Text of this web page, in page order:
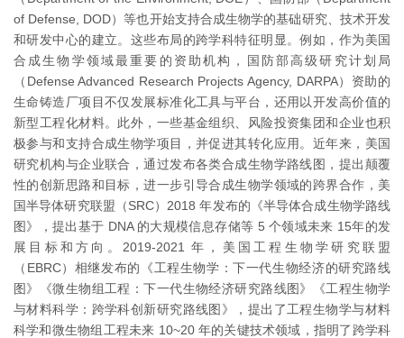
of Defense, DOD）等也开始支持合成生物学的基础研究、技术开发
和研发中心的建立。这些布局的跨学科特征明显。例如，作为美国
合成生物学领域最重要的资助机构，国防部高级研究计划局
（Defense Advanced Research Projects Agency, DARPA）资助的
生命铸造厂项目不仅发展标准化工具与平台，还用以开发高价值的
新型工程化材料。此外，一些基金组织、风险投资集团和企业也积
极参与和支持合成生物学项目，并促进其转化应用。近年来，美国
研究机构与企业联合，通过发布各类合成生物学路线图，提出颠覆
性的创新思路和目标，进一步引导合成生物学领域的跨界合作，美
国半导体研究联盟（SRC）2018 年发布的《半导体合成生物学路线
图》，提出基于 DNA 的大规模信息存储等 5 个领域未来 15年的发
展目标和方向。2019-2021 年，美国工程生物学研究联盟
（EBRC）相继发布的《工程生物学：下一代生物经济的研究路线
图》《微生物组工程：下一代生物经济研究路线图》《工程生物学
与材料科学：跨学科创新研究路线图》，提出了工程生物学与材料
科学和微生物组工程未来 10~20 年的关键技术领域，指明了跨学科